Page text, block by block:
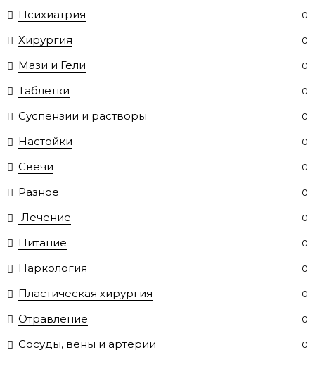
Психиатрия 0
Хирургия 0
Мази и Гели 0
Таблетки 0
Суспензии и растворы 0
Настойки 0
Свечи 0
Разное 0
Лечение 0
Питание 0
Наркология 0
Пластическая хирургия 0
Отравление 0
Сосуды, вены и артерии 0